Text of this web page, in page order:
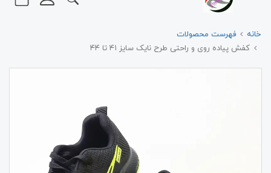
خانه
فهرست محصولات
کفش پیاده روی و راحتی طرح نایک سایز ۴۱ تا ۴۴